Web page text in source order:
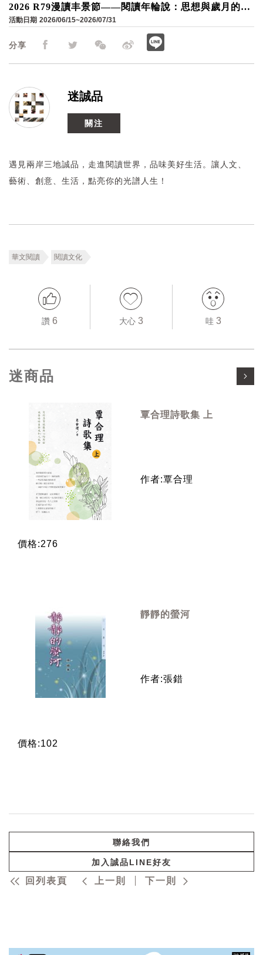
分享
迷誠品
關注
遇見兩岸三地誠品，走進閱讀世界，品味美好生活。讓人文、
藝術、創意、生活，點亮你的光譜人生！
華文閱讀 閱讀文化
讚 6 大心 3 哇 3
2026 R79漫讀丰景節——閱讀年輪說：思想與歲月的循
環書寫
活動日期 2026/06/15~2026/07/31
迷商品
覃合理詩歌集 上
作者:覃合理
價格:276
靜靜的螢河
作者:張錯
價格:102
聯絡我們
加入誠品LINE好友
回列表頁 上一則 下一則